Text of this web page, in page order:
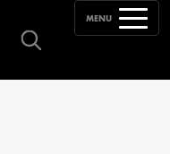
MENU